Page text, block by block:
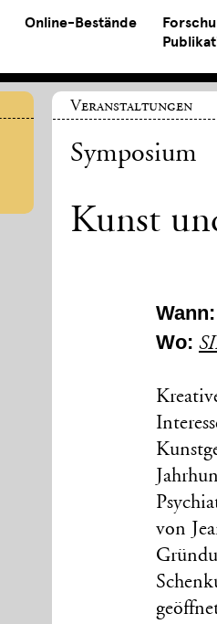
Online-Bestände
Veranstaltungen
Symposium
Kunst
Wo:
von